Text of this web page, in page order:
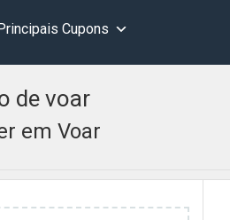
Cupons
de voar
em Voar